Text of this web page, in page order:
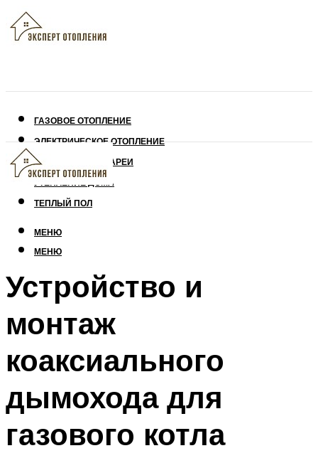
ГАЗОВОЕ ОТОПЛЕНИЕ
ЭЛЕКТРИЧЕСКОЕ ОТОПЛЕНИЕ
СОЛНЕЧНЫЕ БАТАРЕИ
УТЕПЛЕНИЕ ДОМА
ТЕПЛЫЙ ПОЛ
МЕНЮ
МЕНЮ
Устройство и
монтаж
коаксиального
дымохода для
газового котла